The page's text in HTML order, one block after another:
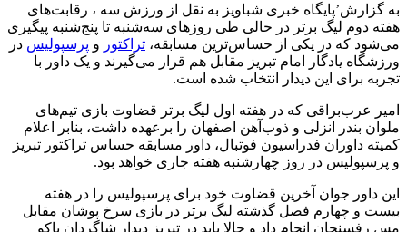
به گزارش’پایگاه خبری شباویز به نقل از ورزش سه ، رقابت‌های
هفته دوم لیگ برتر در حالی طی روزهای سه‌شنبه تا پنج‌شنبه پیگیری
می‌شود که در یکی از حساس‌ترین مسابقه، تراکتور و پرسپولیس در
ورزشگاه یادگار امام تبریز مقابل هم قرار می‌گیرند و یک داور با
تجربه برای این دیدار انتخاب شده است.
امیر عرب‌براقی که در هفته اول لیگ برتر قضاوت بازی تیم‌های
ملوان بندر انزلی و ذوب‌آهن اصفهان را برعهده داشت، بنابر اعلام
کمیته داوران فدراسیون فوتبال، داور مسابقه حساس تراکتور تبریز
و پرسپولیس در روز چهارشنبه هفته جاری خواهد بود.
این داور جوان آخرین قضاوت خود برای پرسپولیس را در هفته
بیست و چهارم فصل گذشته لیگ برتر در بازی سرخ پوشان مقابل
مس رفسنجان انجام داد و حالا باید در تبریز دیدار شاگردان پاکو